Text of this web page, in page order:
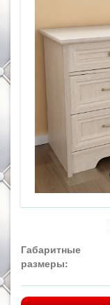
Габаритные
размеры: